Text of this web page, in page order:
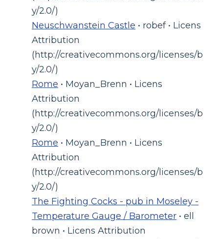
y/2.0/)
Neuschwanstein Castle • robef • Licens
Attribution
(http://creativecommons.org/licenses/b
y/2.0/)
Rome • Moyan_Brenn • Licens
Attribution
(http://creativecommons.org/licenses/b
y/2.0/)
Rome • Moyan_Brenn • Licens
Attribution
(http://creativecommons.org/licenses/b
y/2.0/)
The Fighting Cocks - pub in Moseley -
Temperature Gauge / Barometer • ell
brown • Licens Attribution